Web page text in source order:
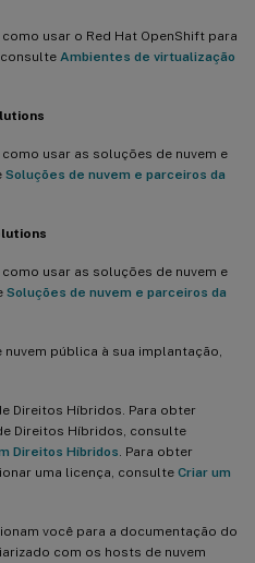
usar o Red Hat OpenShift para
Ambientes de virtualização
usar as soluções de nuvem e
Soluções de nuvem e parceiros da
usar as soluções de nuvem e
Soluções de nuvem e parceiros da
pública à sua implantação,
Direitos Híbridos. Para obter
Direitos Híbridos, consulte
Direitos Híbridos . Para obter
uma licença, consulte Criar um
você para a documentação do
com os hosts de nuvem